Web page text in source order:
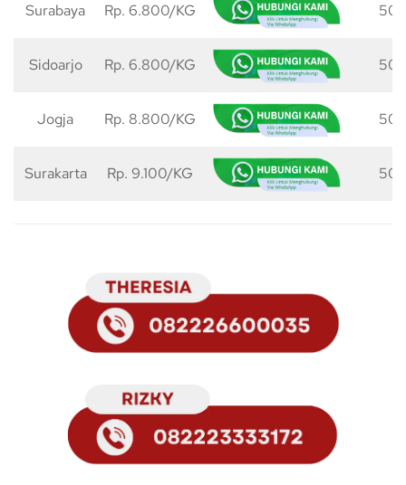
Surabaya Rp. 6.800/KG 50
Sidoarjo Rp. 6.800/KG 50
Jogja Rp. 8.800/KG 50
Surakarta Rp. 9.100/KG 50